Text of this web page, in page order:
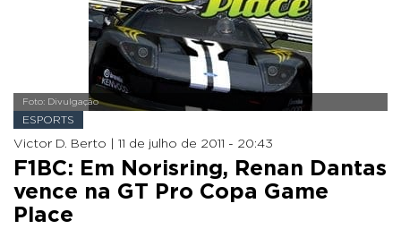
Foto: Divulgação
ESPORTS
Victor D. Berto | 11 de julho de 2011 - 20:43
F1BC: Em Norisring, Renan Dantas
vence na GT Pro Copa Game
Place